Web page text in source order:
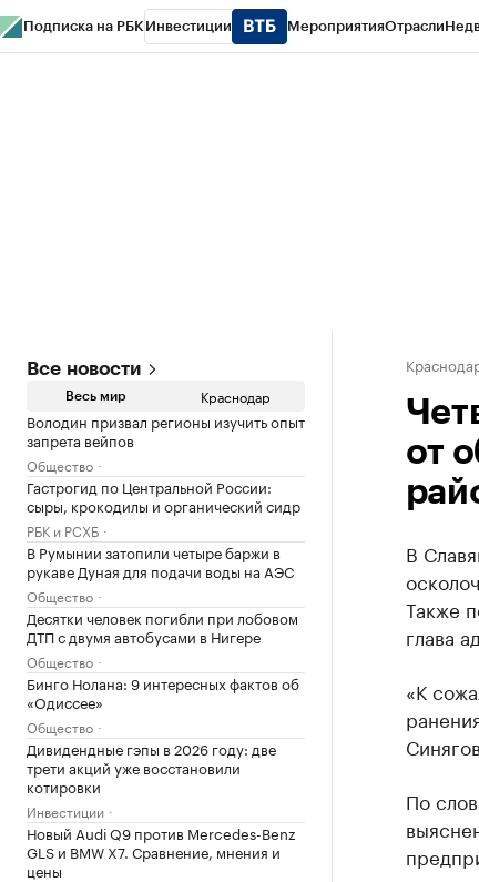
Подписка на РБК Инвестиции МероприятияОтрасли
Все новости
Весь мир Краснодар
Володин призвал регионы изучить опыт
запрета вейпов
Общество
Гастрогид по Центральной России:
сыры, крокодилы и органический сидр
РБК и РСХБ
В Румынии затопили четыре баржи в
рукаве Дуная для подачи воды на АЭС
Общество
Десятки человек погибли при лобовом
ДТП с двумя автобусами в Нигере
Общество
Бинго Нолана: 9 интересных фактов об
«Одиссее»
Общество
Дивидендные гэпы в 2026 году: две
трети акций уже восстановили
котировки
Инвестиции
Новый Audi Q9 против Mercedes-Benz
GLS и BMW X7. Сравнение, мнения и
цены
от
В
Также
глава
«К
По